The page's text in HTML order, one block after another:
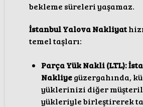
bekleme süreleri yaşamaz.
İstanbul Yalova Nakliyat
temel taşları:
Parça Yük Nakli (LTL):
Nakliyegüzergahında,
yüklerinizi diğer
yükleriyle birleştirerek